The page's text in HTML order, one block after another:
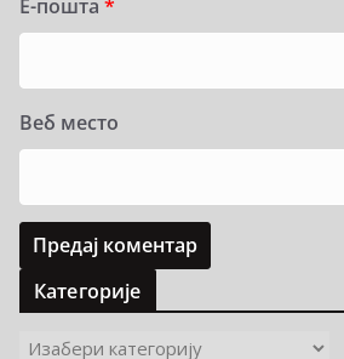
Е-пошта *
Веб место
Категорије